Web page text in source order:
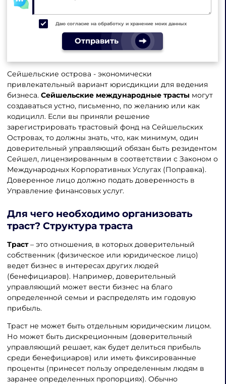
Даю согласие на обработку и хранение моих данных
Отправить
Сейшельские острова - экономически
привлекательный вариант юрисдикции для ведения
бизнеса. Сейшельские международные трасты могут
создаваться устно, письменно, по желанию или как
кодицилл. Если вы приняли решение
зарегистрировать трастовый фонд на Сейшельских
Островах, то должны знать, что, как минимум, один
доверительный управляющий обязан быть резидентом
Сейшел, лицензированным в соответствии с Законом о
Международных Корпоративных Услугах (Поправка).
Доверенное лицо должно подать доверенность в
Управление финансовых услуг.
Для чего необходимо организовать
траст? Структура траста
Траст– это отношения, в которых доверительный
собственник (физическое или юридическое лицо)
ведет бизнес в интересах других людей
(бенефициаров). Например, доверительный
управляющий может вести бизнес на благо
определенной семьи и распределять им годовую
прибыль.
Траст не может быть отдельным юридическим лицом.
Но может быть дискреционным (доверительный
управляющий решает, как будет делиться прибыль
среди бенефициаров) или иметь фиксированные
проценты (принесет пользу определенным людям в
заранее определенных пропорциях). Обычно